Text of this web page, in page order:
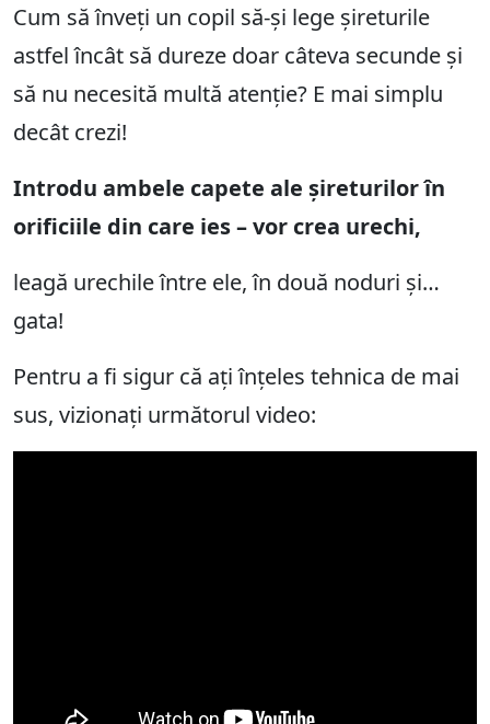
Cum să înveți un copil să-și lege șireturile
astfel încât să dureze doar câteva secunde și
să nu necesită multă atenție? E mai simplu
decât crezi!
Introdu ambele capete ale șireturilor în
orificiile din care ies – vor crea urechi,
leagă urechile între ele, în două noduri și…
gata!
Pentru a fi sigur că ați înțeles tehnica de mai
sus, vizionați următorul video: